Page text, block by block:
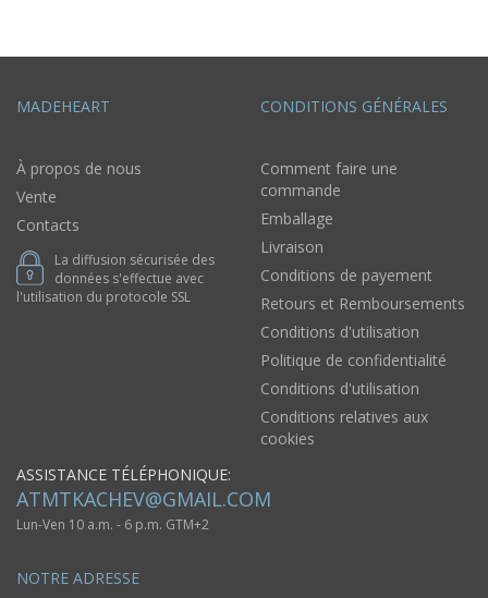
MADEHEART
À propos de nous
Vente
Contacts
La diffusion sécurisée des
données s'effectue avec
l'utilisation du protocole SSL
CONDITIONS GÉNÉRALES
Comment faire une
commande
Emballage
Livraison
Conditions de payement
Retours et Remboursements
Conditions d'utilisation
Politique de confidentialité
Conditions d'utilisation
Conditions relatives aux
cookies
ASSISTANCE TÉLÉPHONIQUE:
ATMTKACHEV@GMAIL.COM
Lun-Ven 10 a.m. - 6 p.m. GTM+2
NOTRE ADRESSE